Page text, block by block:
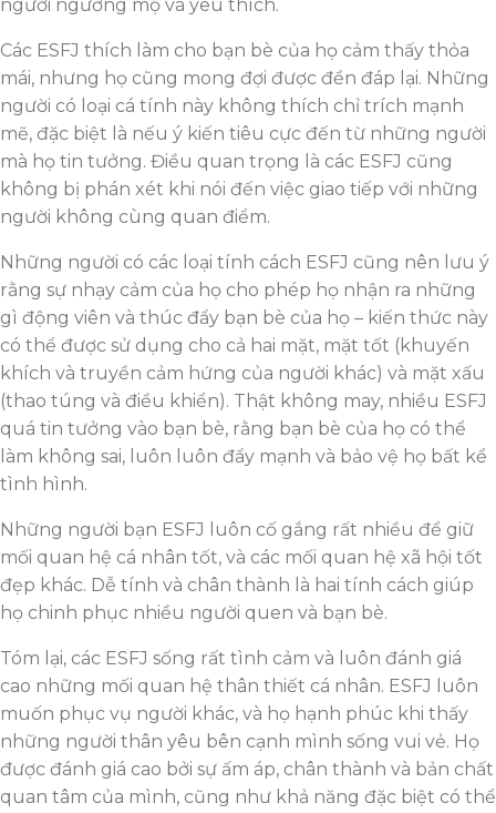
người ngưỡng mộ và yêu thích.
Các ESFJ thích làm cho bạn bè của họ cảm thấy thỏa
mái, nhưng họ cũng mong đợi được đền đáp lại. Những
người có loại cá tính này không thích chỉ trích mạnh
mẽ, đặc biệt là nếu ý kiến ​​tiêu cực đến từ những người
mà họ tin tưởng. Điều quan trọng là các ESFJ cũng
không bị phán xét khi nói đến việc giao tiếp với những
người không cùng quan điểm.
Những người có các loại tính cách ESFJ cũng nên lưu ý
rằng sự nhạy cảm của họ cho phép họ nhận ra những
gì động viên và thúc đẩy bạn bè của họ – kiến thức này
có thể được sử dụng cho cả hai mặt, mặt tốt (khuyến
khích và truyền cảm hứng của người khác) và mặt xấu
(thao túng và điều khiển). Thật không may, nhiều ESFJ
quá tin tưởng vào bạn bè, rằng bạn bè của họ có thể
làm không sai, luôn luôn đẩy mạnh và bảo vệ họ bất kể
tình hình.
Những người bạn ESFJ luôn cố gắng rất nhiều để giữ
mối quan hệ cá nhân tốt, và các mối quan hệ xã hội tốt
đẹp khác. Dễ tính và chân thành là hai tính cách giúp
họ chinh phục nhiều người quen và bạn bè.
Tóm lại, các ESFJ sống rất tình cảm và luôn đánh giá
cao những mối quan hệ thân thiết cá nhân. ESFJ luôn
muốn phục vụ người khác, và họ hạnh phúc khi thấy
những người thân yêu bên cạnh mình sống vui vẻ. Họ
được đánh giá cao bởi sự ấm áp, chân thành và bản chất
quan tâm của mình, cũng như khả năng đặc biệt có thể